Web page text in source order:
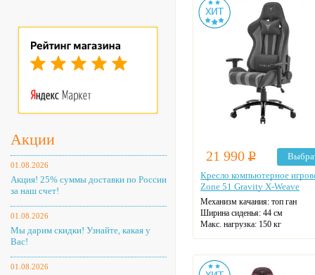
Акции
01.08.2026
Акция! 25% суммы доставки по России
за наш счет!
01.08.2026
Мы дарим скидки! Узнайте, какая у
Вас!
01.08.2026
Крестовина: пятилучевая
Цвет: на выбор
21 990 Р
Кресло компьютерное
Zone 51 Gravity X-Weave
Механизм качания: топ ган
Ширина сиденья: 44 см
Макс. нагрузка: 150 кг
Регулировка высоты: газлифт
Крестовина: пятилучевая